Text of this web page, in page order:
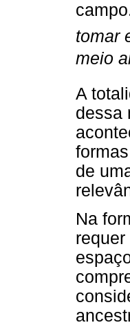
tomar
meio
A
dessa
de
Na